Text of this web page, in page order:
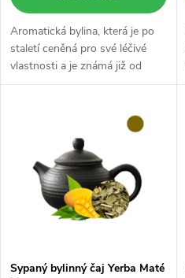
d
u
d
u
Aromatická bylina, která je po
staletí ceněná pro své léčivé
vlastnosti a je známá již od
starověku.
Sypaný bylinný čaj Yerba Maté